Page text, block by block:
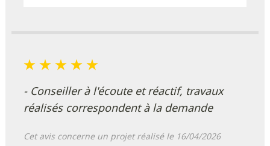
- Conseiller à l'écoute et réactif, travaux
réalisés correspondent à la demande
Cet avis concerne un projet réalisé le 16/04/2026